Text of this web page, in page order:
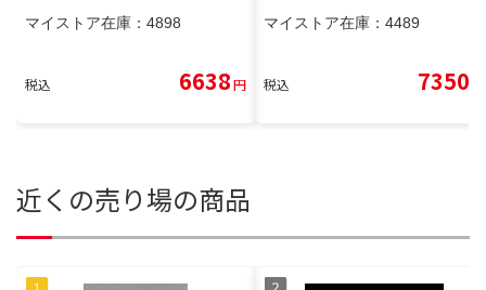
マイストア在庫： 4898
税込 6638円
マイストア在庫： 4489
税込 7350
近くの売り場の商品